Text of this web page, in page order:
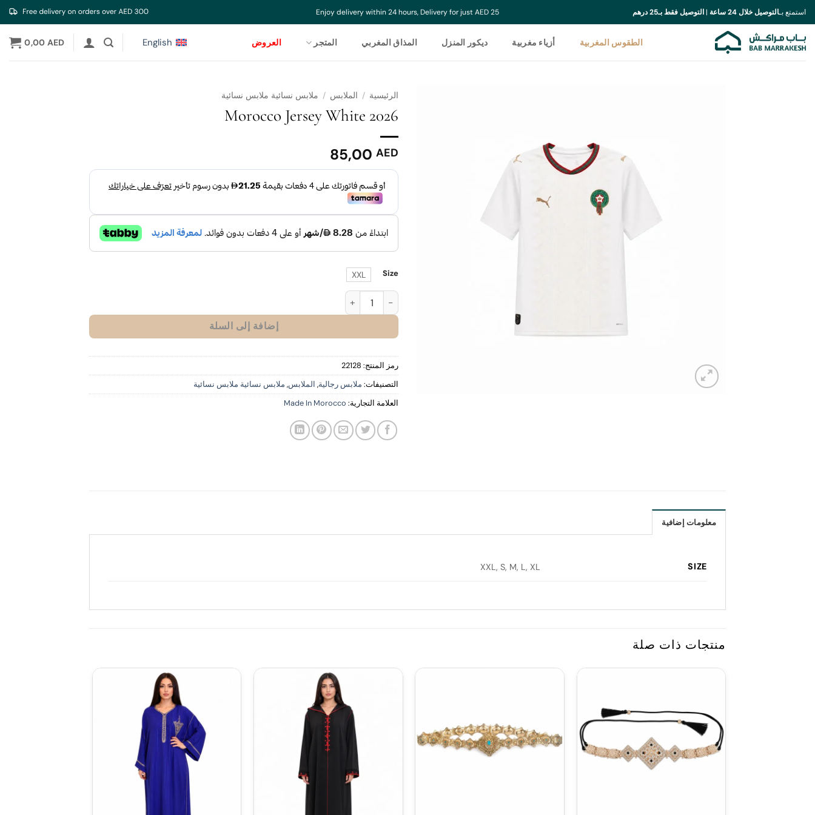
تخطي
للمحتوى
استمتع بـالتوصيل خلال 24 ساعة |التوصيل فقط بـ25 درهم Enjoy delivery within 24 hours, Delivery for just AED 25
الطقوس المغربية أزياء مغربية ديكور المنزل المذاق المغربي المتجر العروض English
0,00 AED
الرئيسية / الملابس / ملابس نسائية ملابس نسائية
Morocco Jersey White 2026
85,00 AED
Size
XXL
كمية Morocco Jersey White 2026
إضافة إلى السلة
رمز المنتج: 22128
التصنيفات: ملابس رجالية, الملابس, ملابس نسائية ملابس نسائية
العلامة التجارية: Made In Morocco
معلومات إضافية
SIZE
XXL, S, M, L, XL
منتجات ذات صلة